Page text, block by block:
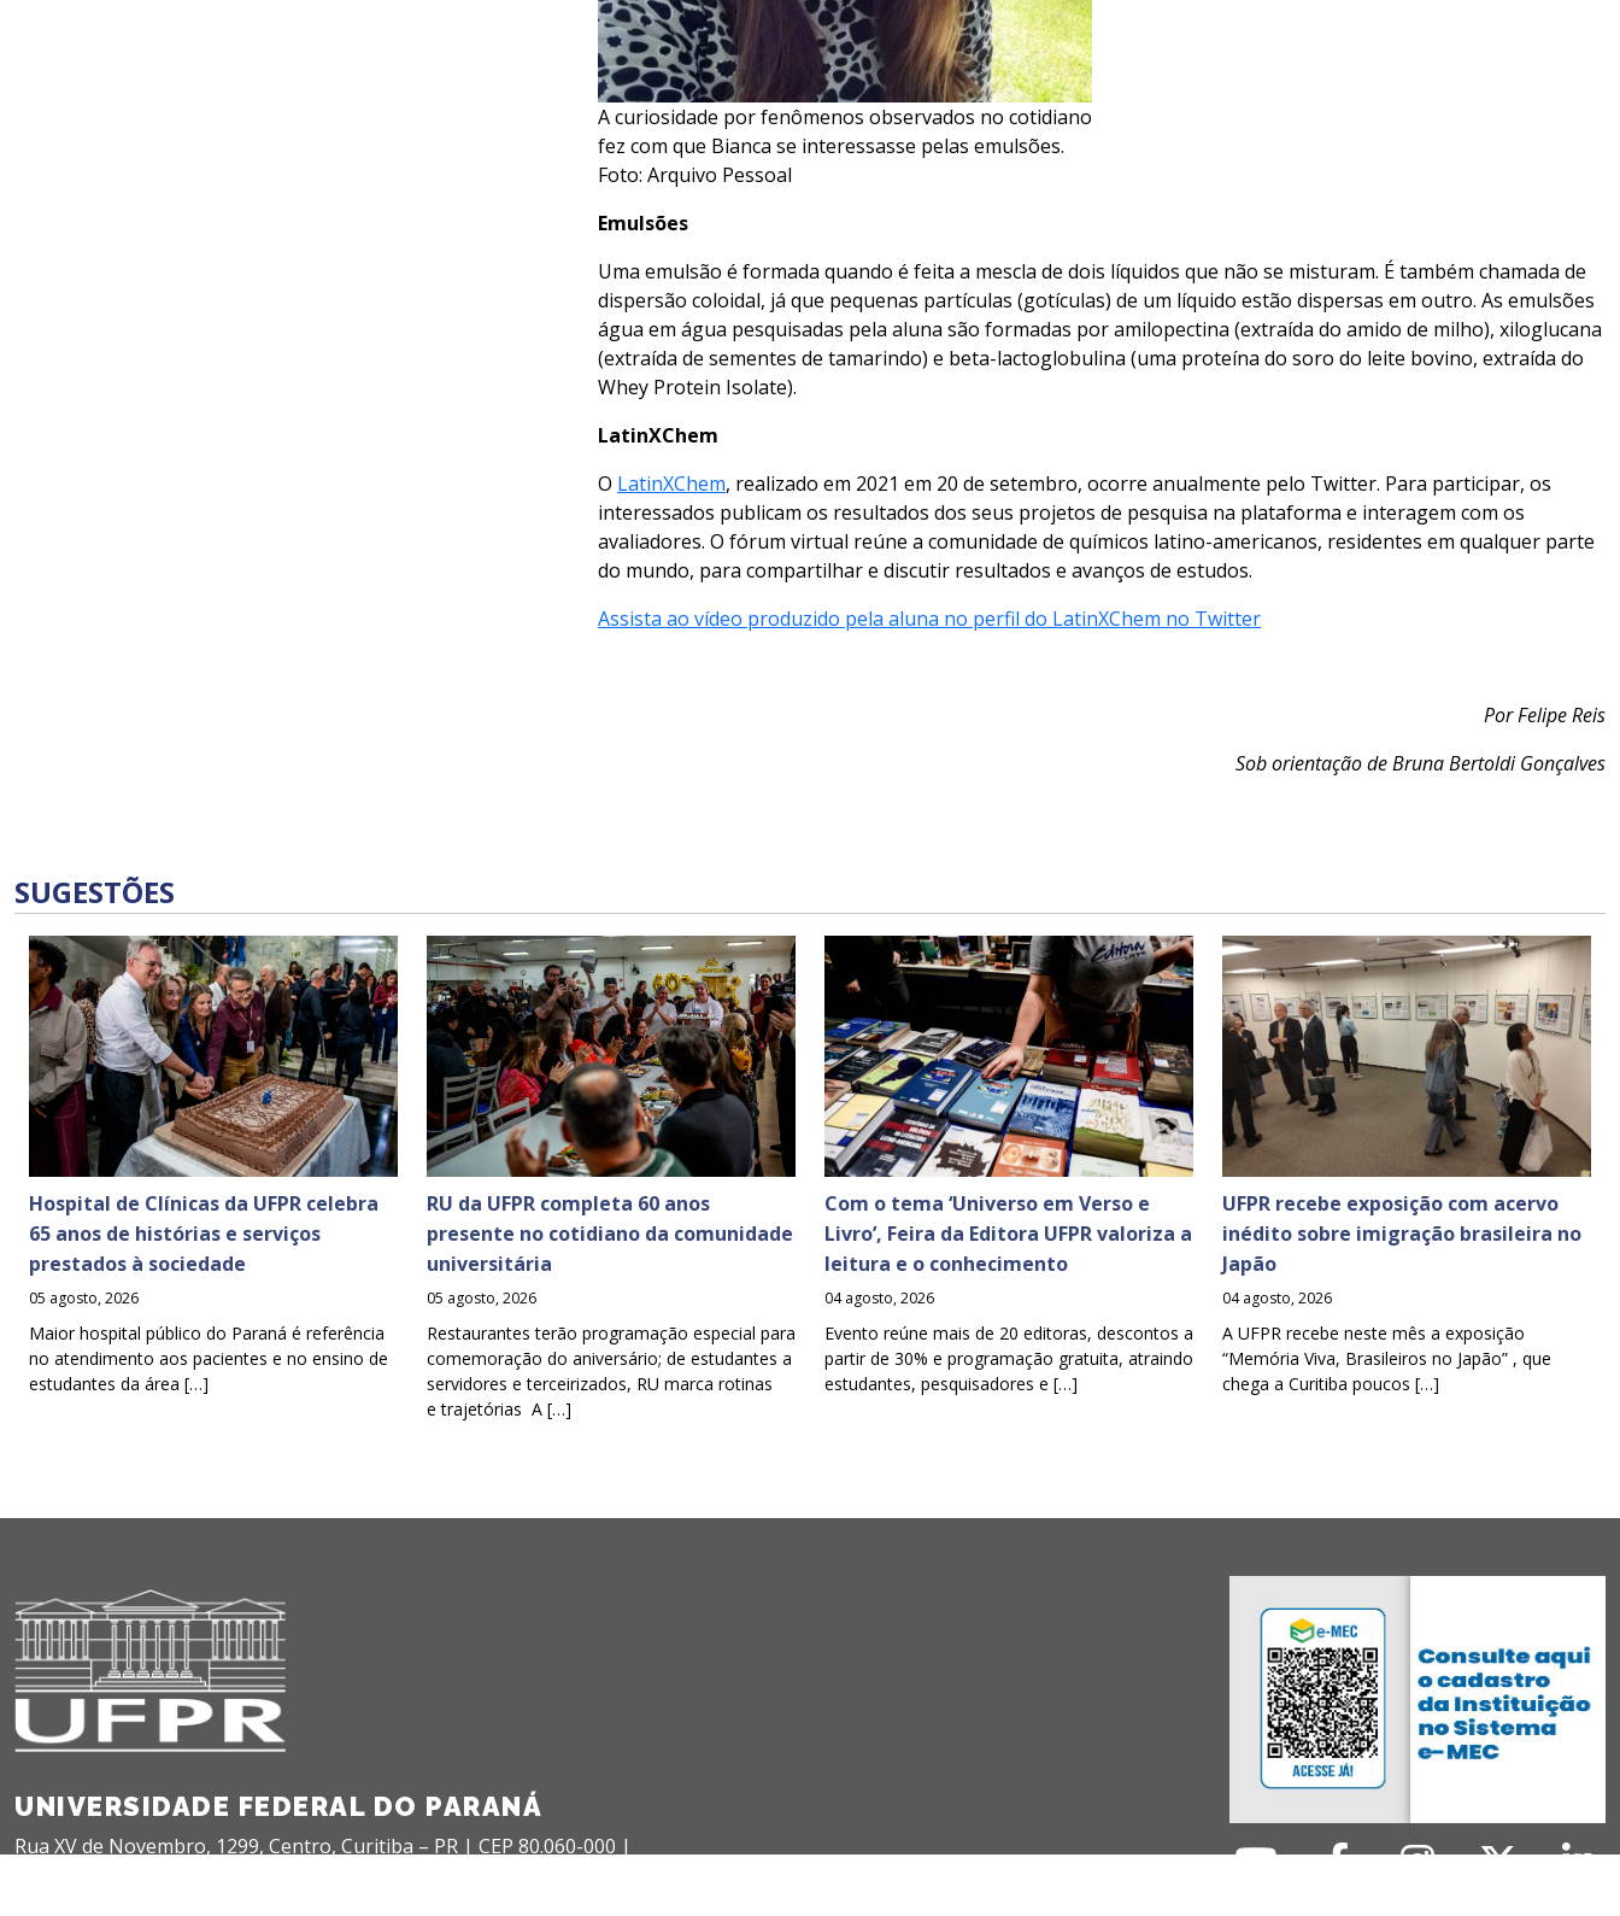
A curiosidade por fenômenos observados no cotidiano
fez com que Bianca se interessasse pelas emulsões.
Foto: Arquivo Pessoal
Emulsões
Uma emulsão é formada quando é feita a mescla de dois líquidos que não se misturam. É também chamada de
dispersão coloidal, já que pequenas partículas (gotículas) de um líquido estão dispersas em outro. As emulsões
água em água pesquisadas pela aluna são formadas por amilopectina (extraída do amido de milho), xiloglucana
(extraída de sementes de tamarindo) e beta-lactoglobulina (uma proteína do soro do leite bovino, extraída do
Whey Protein Isolate).
LatinXChem
O LatinXChem, realizado em 2021 em 20 de setembro, ocorre anualmente pelo Twitter. Para participar, os
interessados publicam os resultados dos seus projetos de pesquisa na plataforma e interagem com os
avaliadores. O fórum virtual reúne a comunidade de químicos latino-americanos, residentes em qualquer parte
do mundo, para compartilhar e discutir resultados e avanços de estudos.
Assista ao vídeo produzido pela aluna no perfil do LatinXChem no Twitter
Por Felipe Reis
Sob orientação de Bruna Bertoldi Gonçalves
SUGESTÕES
Hospital de Clínicas da UFPR celebra
65 anos de histórias e serviços
prestados à sociedade
05 agosto, 2026
Maior hospital público do Paraná é referência
no atendimento aos pacientes e no ensino de
estudantes da área […]
RU da UFPR completa 60 anos
presente no cotidiano da comunidade
universitária
05 agosto, 2026
Restaurantes terão programação especial para
comemoração do aniversário; de estudantes a
servidores e terceirizados, RU marca rotinas
e trajetórias A […]
Com o tema ‘Universo em Verso e
Livro’, Feira da Editora UFPR valoriza a
leitura e o conhecimento
04 agosto, 2026
Evento reúne mais de 20 editoras, descontos a
partir de 30% e programação gratuita, atraindo
estudantes, pesquisadores e […]
UFPR recebe exposição com acervo
inédito sobre imigração brasileira no
Japão
04 agosto, 2026
A UFPR recebe neste mês a exposição
“Memória Viva, Brasileiros no Japão” , que
chega a Curitiba poucos […]
UNIVERSIDADE FEDERAL DO PARANÁ
Rua XV de Novembro, 1299, Centro, Curitiba – PR | CEP 80.060-000 |